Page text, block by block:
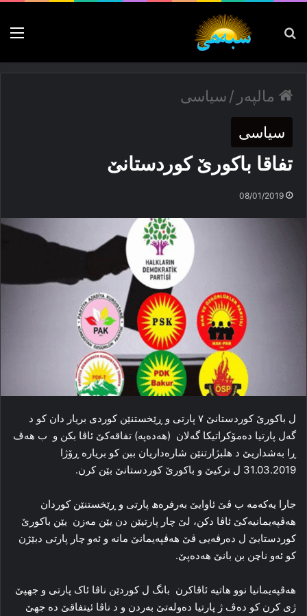
پەیدا بکە
مالپەر /سیاسی
سیاسی
تفاقا باكورێ كوردستانێ
08/01/2019
ل باکورێ کوردستانێ ۷ پارتی و ڕێخستنێن کوردی بریار دان کو د
گه‌ل پارتیا ده‌مۆکراتیکا گه‌لان (ھه‌ده‌په‌) تفاقه‌کێ ئاڤا بکن و ب ھه‌ڤ
ڕا به‌شداریێ د هلبژارتنێن شاره‌داریان ببن کو بریاره‌ ڕۆژا
31.03.2019 ل ترکیێ و باکورێ کوردستانێ بێن کرن.
جارا یه‌که‌مه‌ ب ڤێ ئاوایێ به‌رفره‌ھ پارتی و ڕێخستنێن کوردان
ھه‌ڤپه‌یمانیه‌کێ ئاڤا دکن، لێ چار پارتیێن دن یێن مه‌زن یێن باکورێ
کوردستابێ ل ده‌رڤه‌یی ڤێ هه‌ڤپه‌یمانێ مانه‌ و ئه‌و چار پارتی دبێژن
کو ئه‌و ناچن بن بانێ ھه‌ده‌پێ.
ھه‌ڤپه‌یمانیا نوو ھاتیه‌ ئاڤاکرن بانگ ل کوردێن ناڤا ئاک پارتی و جهپێ
ژی کرن کو ده‌ڤ ژ پارتیا ده‌وله‌تێ به‌ردن و د ناڤا ئیتفاقێ ده‌ جهێ